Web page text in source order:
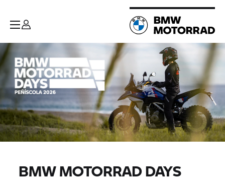
BMW MOTORRAD DAYS